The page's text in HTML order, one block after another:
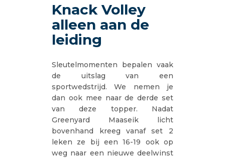
Knack Volley
alleen aan de
leiding
Sleutelmomenten bepalen vaak
de uitslag van een
sportwedstrijd. We nemen je
dan ook mee naar de derde set
van deze topper. Nadat
Greenyard Maaseik licht
bovenhand kreeg vanaf set 2
leken ze bij een 16-19 ook op
weg naar een nieuwe deelwinst